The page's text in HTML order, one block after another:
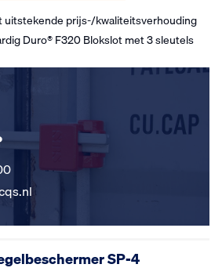
uitstekende prijs-/kwaliteitsverhouding
Duro® F320 Blokslot met 3 sleutels
SP-4